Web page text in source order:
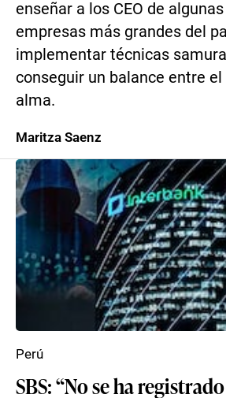
enseñar a los CEO de
empresas más grandes del
implementar técnicas
conseguir un balance entre el
alma.
Maritza Saenz
SBS: “No se ha
Perú